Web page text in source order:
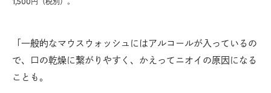
「一般的なマウスウォッシュにはアルコールが入っているの
で、口の乾燥に繋がりやすく、かえってニオイの原因になる
ことも。